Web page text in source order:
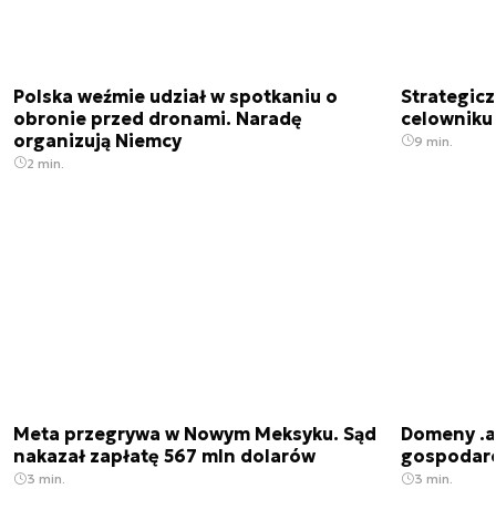
Polska weźmie udział w spotkaniu o
obronie przed dronami. Naradę
organizują Niemcy
2 min.
9 min.
Meta przegrywa w Nowym Meksyku. Sąd
nakazał zapłatę 567 mln dolarów
3 min.
Domeny
3 min.